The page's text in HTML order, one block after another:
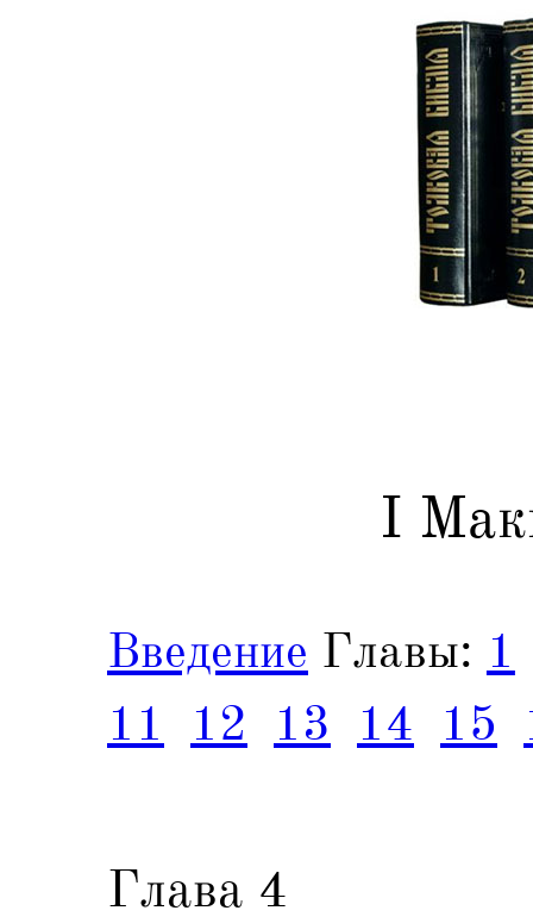
I
Введение Главы: 1
11
12 13 14 15
Глава 4